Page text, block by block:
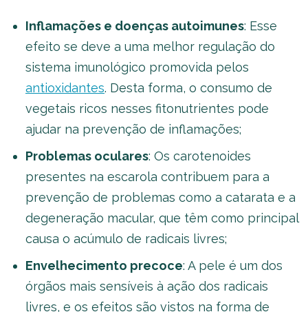
Inflamações e doenças autoimunes: Esse
efeito se deve a uma melhor regulação do
sistema imunológico promovida pelos
antioxidantes. Desta forma, o consumo de
vegetais ricos nesses fitonutrientes pode
ajudar na prevenção de inflamações;
Problemas oculares: Os carotenoides
presentes na escarola contribuem para a
prevenção de problemas como a catarata e a
degeneração macular, que têm como principal
causa o acúmulo de radicais livres;
Envelhecimento precoce: A pele é um dos
órgãos mais sensíveis à ação dos radicais
livres, e os efeitos são vistos na forma de